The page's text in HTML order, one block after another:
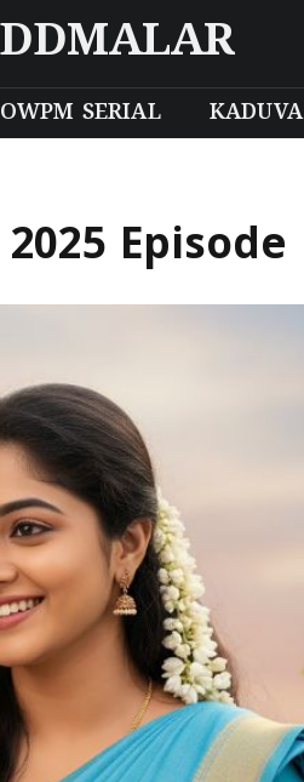
DDMALAR
SERIAL KADUVA
Episode